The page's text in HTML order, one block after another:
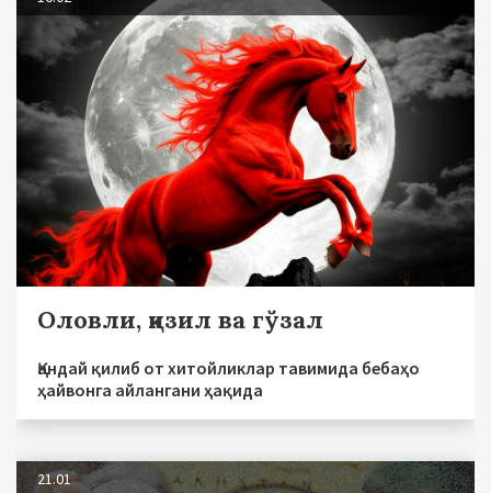
Оловли, қизил ва гўзал
Қандай қилиб от хитойликлар тавимида бебаҳо
ҳайвонга айлангани ҳақида
21.01